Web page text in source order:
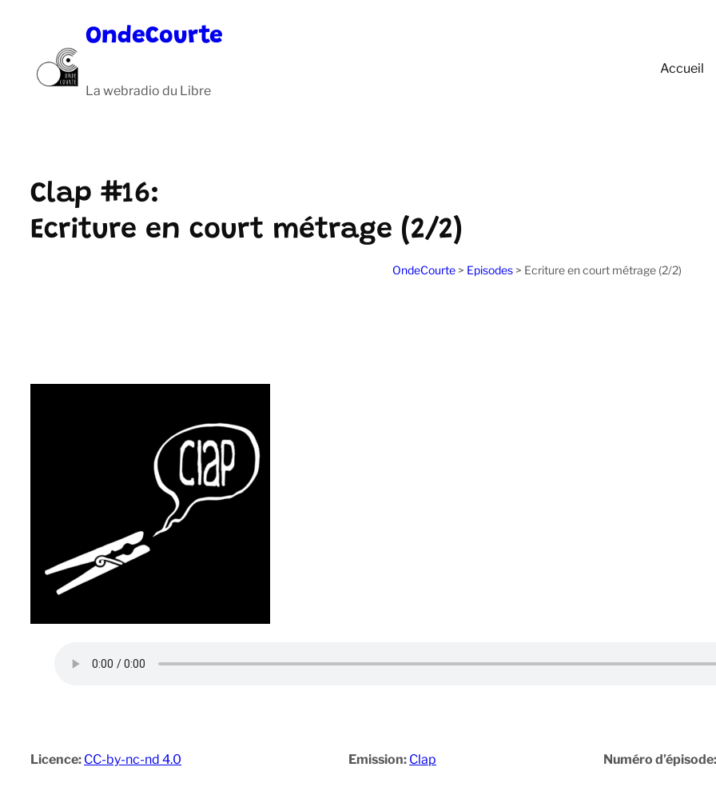
OndeCourte
La webradio du Libre
Accueil
Clap #16:
Ecriture en court métrage (2/2)
OndeCourte > Episodes > Ecriture en court métrage (2/2)
Licence: CC-by-nc-nd 4.0 Emission: Clap Numéro d’épisode: